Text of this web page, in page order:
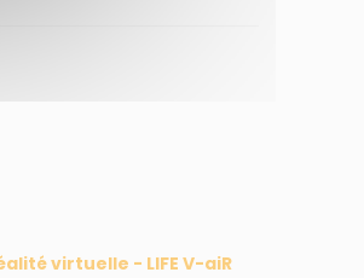
virtuelle - LIFE V-aiR